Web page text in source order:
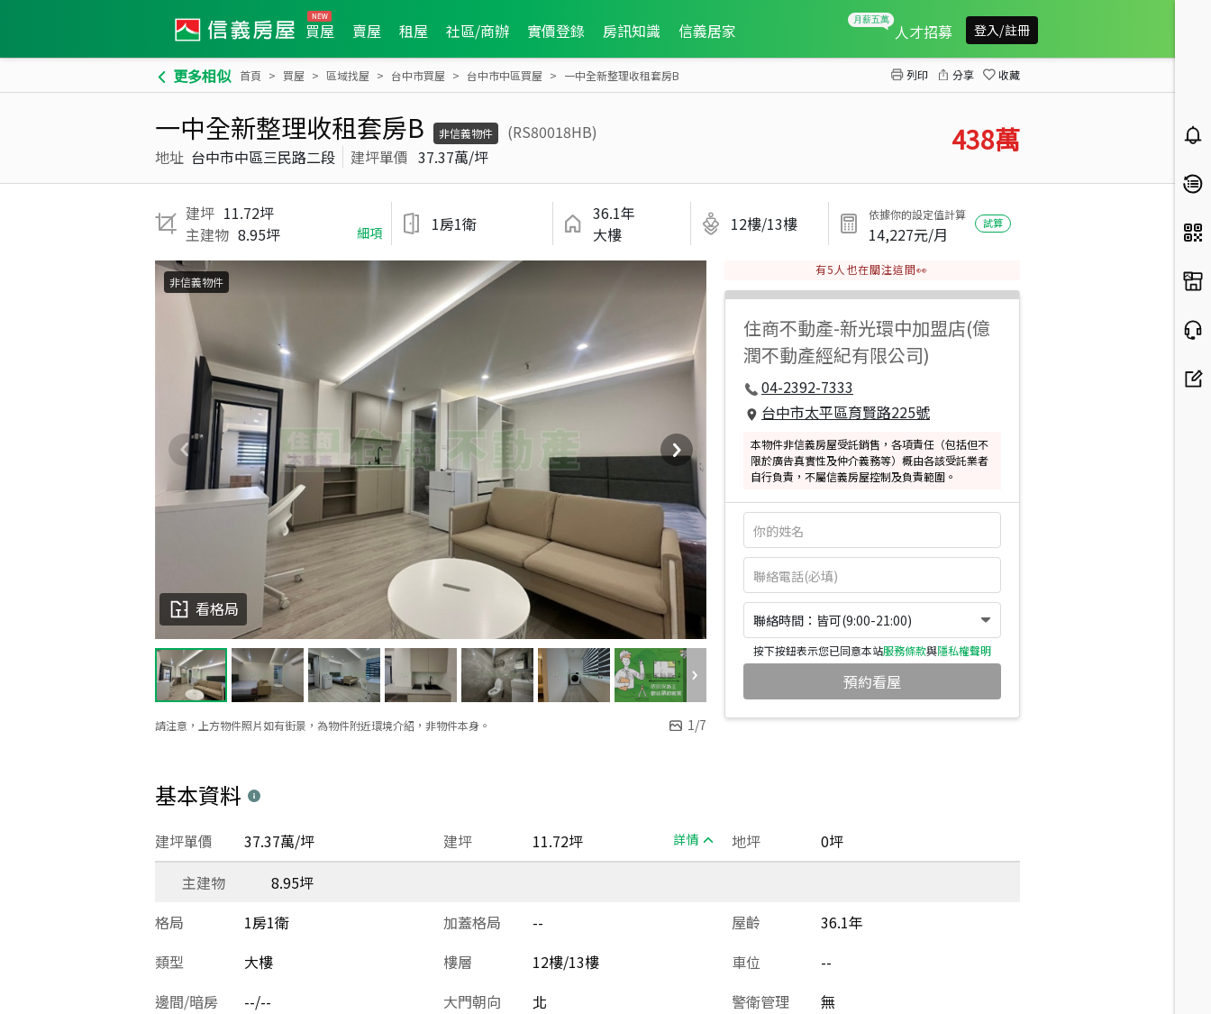
買屋 賣屋 租屋 社區/商辦 實價登錄 房訊知識 信義居家 人才招募 登入/註冊
更多相似 首頁 買屋 區域找屋 台中市買屋 台中市中區買屋 一中全新整理收租套房B 列印 分享 收藏
一中全新整理收租套房B 非信義物件
(RS80018HB)
地址 台中市中區三民路二段 建坪單價 37.37萬/坪 438萬
建坪 11.72坪
主建物 8.95坪 細項 1房1衛
36.1年
大樓
12樓/13樓 依據你的設定值計算
14,227元/月
試算
請注意，上方物件照片如有街景，為物件附近環境介紹，非物件本身。 1/7
看格局
非信義物件
有5 人也在關注這間👀
住商不動產-新光環中加盟店(億
潤不動產經紀有限公司)
04-2392-7333
台中市太平區育賢路225號
本物件非信義房屋受託銷售，各項責任（包括但不
限於廣告真實性及仲介義務等）概由各該受託業者
自行負責，不屬信義房屋控制及負責範圍。
聯絡時間：皆可(9:00-21:00)
按下按鈕表示您已同意本站服務條款與隱私權聲明
預約看屋
基本資料
建坪 11.72坪 詳情
建坪單價 37.37萬/坪 地坪
0坪
主建物
8.95坪
格局
1房1衛 加蓋格局 -- 屋齡
36.1年
類型
大樓 樓層 12樓/13樓 車位
--
邊間/暗房
--/-- 大門朝向 北 警衛管理 無